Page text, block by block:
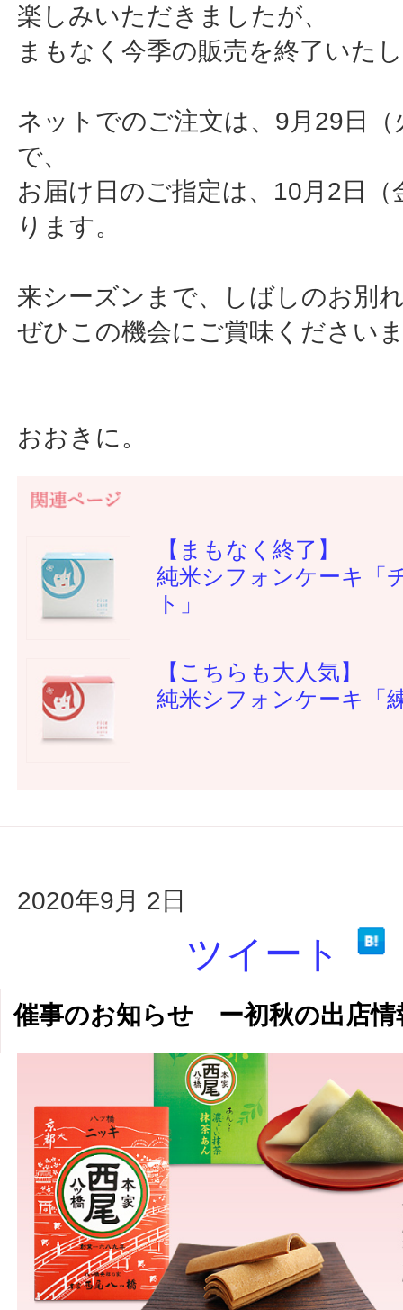
楽しみいただきましたが、
まもなく今季の販売を終了いた
ネットでのご注文は、9月29日（
で、
お届け日のご指定は、10月2日（
ります。
来シーズンまで、しばしのお別
ぜひこの機会にご賞味ください
おおきに。
【まもなく終了】
純米シフォンケーキ「
ト」
【こちらも大人気】
純米シフォンケーキ「
2020年9月 2日
ツイート
催事のお知らせ ー初秋の出店情